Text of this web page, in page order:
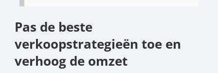
Pas de beste
verkoopstrategieën toe en
verhoog de omzet